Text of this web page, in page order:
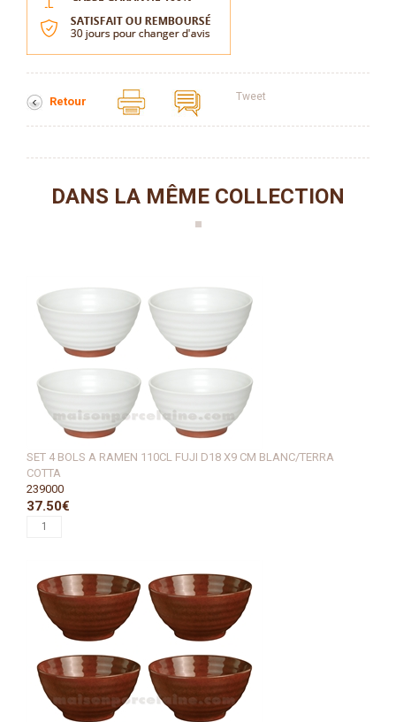
Retour Tweet
DANS LA MÊME COLLECTION
SET 4 BOLS A RAMEN 110CL FUJI D18 X9 CM BLANC/TERRA
COTTA
239000
37.50€